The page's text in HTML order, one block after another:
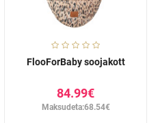
FlooForBaby soojakott
84.99€
Maksudeta:68.54€